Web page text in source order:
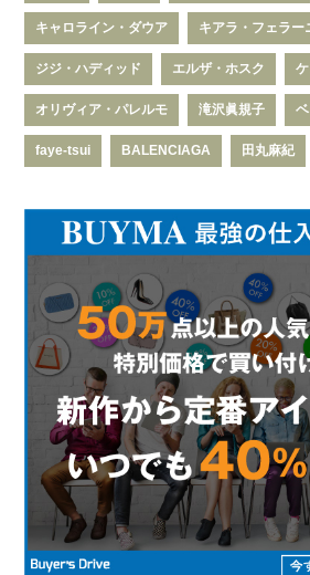
キャロライン・ダウア キアラ・フェラー
ジジ・ハディッド エルザ・ホスク
オリヴィア・パレルモ 滝沢眞規子
faye-tsui BALENCIAGA 田丸麻紀